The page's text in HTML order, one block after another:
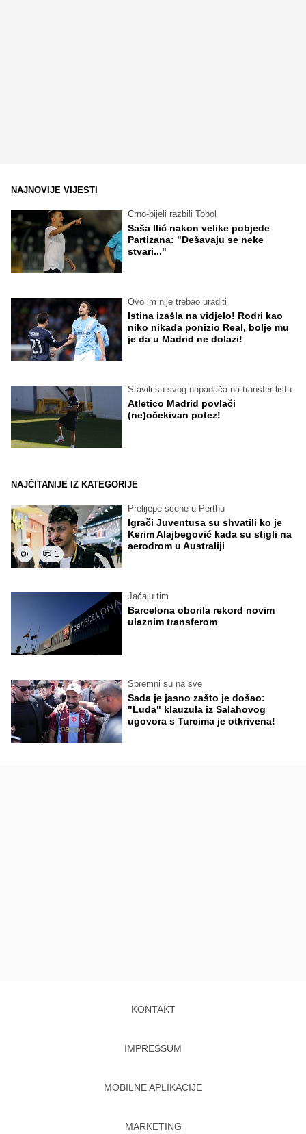
NAJNOVIJE VIJESTI
Crno-bijeli razbili Tobol
Saša Ilić nakon velike pobjede
Partizana: "Dešavaju se neke
stvari..."
Ovo im nije trebao uraditi
Istina izašla na vidjelo! Rodri kao
niko nikada ponizio Real, bolje mu
je da u Madrid ne dolazi!
Stavili su svog napadača na transfer listu
Atletico Madrid povlači
(ne)očekivan potez!
NAJČITANIJE IZ KATEGORIJE
1
Prelijepe scene u Perthu
Igrači Juventusa su shvatili ko je
Kerim Alajbegović kada su stigli na
aerodrom u Australiji
Jačaju tim
Barcelona oborila rekord novim
ulaznim transferom
Spremni su na sve
Sada je jasno zašto je došao:
"Luda" klauzula iz Salahovog
ugovora s Turcima je otkrivena!
KONTAKT
IMPRESSUM
MOBILNE APLIKACIJE
MARKETING